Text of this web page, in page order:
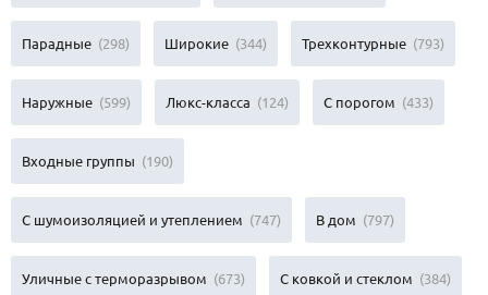
Парадные (298) Широкие (344) Трехконтурные (793)
Наружные (599) Люкс-класса (124) С порогом (433)
Входные группы (190)
С шумоизоляцией и утеплением (747) В дом (797)
Уличные с терморазрывом (673) С ковкой и стеклом (384)